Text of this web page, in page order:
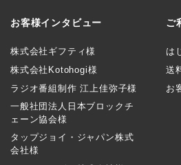
お客様インタビュー
株式会社ギフティ様
株式会社Kotohogi様
ラジオ番組制作 江上佳弥子様
一般社団法人日本ブロックチ
ェーン協会様
タップジョイ・ジャパン株式
会社様
ご
は
送
お